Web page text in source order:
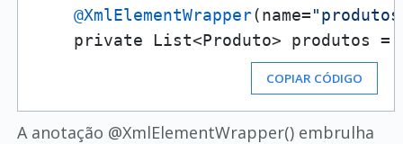
@XmlElementWrapper(name=
private List<Produto> produtos =
COPIAR CÓDIGO
A anotação @XmlElementWrapper() embrulha